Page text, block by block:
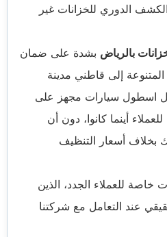
الدوري للخزانات غير
بالرياض بشدة على ضمان
إلى قاطني مدينة
اسطول سيارات مجهز على
أينما كانوا، دون أن
بخلاف أسعار التنظيف
للعملاء الجدد، الذين
عند التعامل مع شركتنا